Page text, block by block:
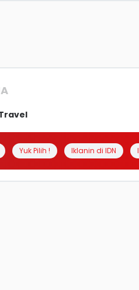
Yuk Pilih ! Iklanin di IDN